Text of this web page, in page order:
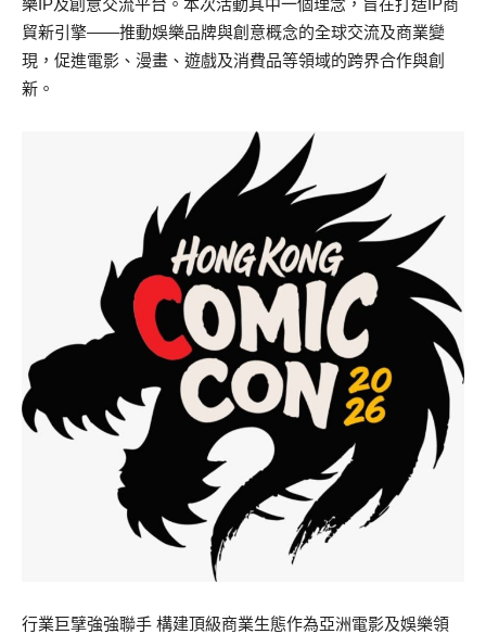
貿新引擎——推動娛樂品牌與創意概念的全球交流及商業變
現，促進電影、漫畫、遊戲及消費品等領域的跨界合作與創
新。
行業巨擘強強聯手 構建頂級商業生態作為亞洲電影及娛樂領